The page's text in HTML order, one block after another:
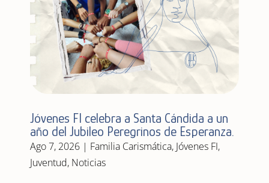
Jóvenes FI celebra a Santa Cándida a un
año del Jubileo Peregrinos de Esperanza.
Ago 7, 2026| Familia Carismática, Jóvenes FI,
Juventud, Noticias